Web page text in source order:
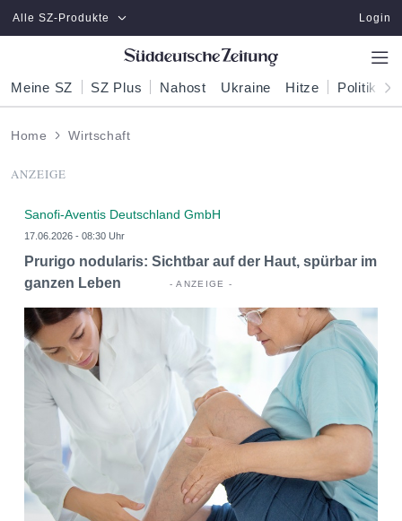
Zum Hauptinhalt springen
Alle SZ-Produkte Login
Meine SZ SZ Plus Nahost Ukraine Hitze Politik
Home Wirtschaft
ANZEIGE
Sanofi-Aventis Deutschland GmbH
17.06.2026 - 08:30 Uhr
Prurigo nodularis: Sichtbar auf der Haut, spürbar im
ganzen Leben